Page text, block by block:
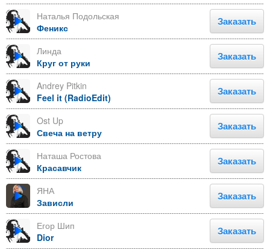
Наталья Подольская
Феникс
Заказать
Линда
Круг от руки
Заказать
Andrey Pitkin
Feel it (RadioEdit)
Заказать
Ost Up
Свеча на ветру
Заказать
Наташа Ростова
Красавчик
Заказать
ЯНА
Зависли
Заказать
Егор Шип
Dior
Заказать